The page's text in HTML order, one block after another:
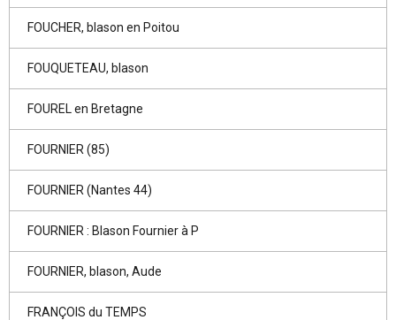
FOUCHER, blason en Poitou
FOUQUETEAU, blason
FOUREL en Bretagne
FOURNIER (85)
FOURNIER (Nantes 44)
FOURNIER : Blason Fournier à P
FOURNIER, blason, Aude
FRANÇOIS du TEMPS